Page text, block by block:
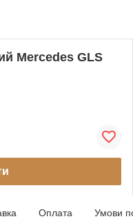
Mercedes GLS
Оплата Умови